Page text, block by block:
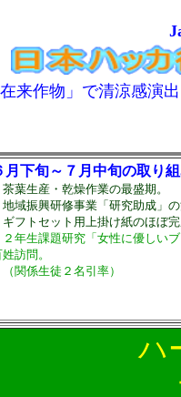
在来作物 」で清涼感演出
月下旬～７月中旬の取り
茶葉生産・乾燥作業の最盛期。
地域振興研修事業「研究助成」
ギフトセット用上掛け紙のほぼ
２年生課題研究「女性に優しい
訪問。
関係生徒２名引率）
ハー